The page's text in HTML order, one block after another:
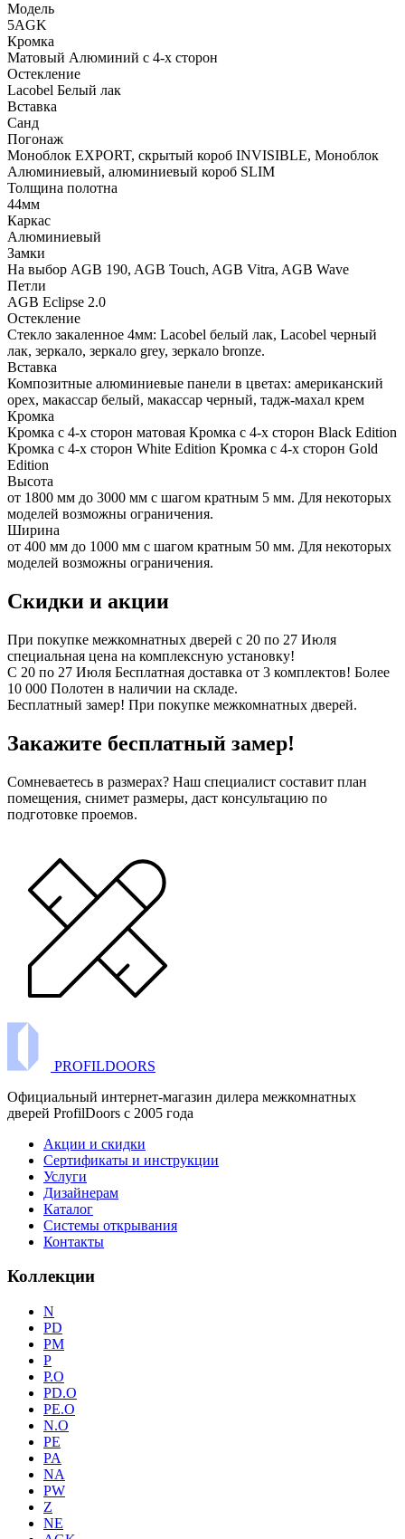
Модель
5AGK
Кромка
Матовый Алюминий с 4-х сторон
Остекление
Lacobel Белый лак
Вставка
Санд
Погонаж
Моноблок EXPORT, скрытый короб INVISIBLE, Моноблок
Алюминиевый, алюминиевый короб SLIM
Толщина полотна
44мм
Каркас
Алюминиевый
Замки
На выбор AGB 190, AGB Touch, AGB Vitra, AGB Wave
Петли
AGB Eclipse 2.0
Остекление
Стекло закаленное 4мм: Lacobel белый лак, Lacobel черный
лак, зеркало, зеркало grey, зеркало bronze.
Вставка
Композитные алюминиевые панели в цветах: американский
орех, макассар белый, макассар черный, тадж-махал крем
Кромка
Кромка с 4-х сторон матовая Кромка с 4-х сторон Black Edition
Кромка с 4-х сторон White Edition Кромка с 4-х сторон Gold
Edition
Высота
от 1800 мм до 3000 мм с шагом кратным 5 мм. Для некоторых
моделей возможны ограничения.
Ширина
от 400 мм до 1000 мм с шагом кратным 50 мм. Для некоторых
моделей возможны ограничения.
Скидки и акции
При покупке межкомнатных дверей c 20 по 27 Июля
специальная цена на комплексную установку!
С 20 по 27 Июля Бесплатная доставка от 3 комплектов! Более
10 000 Полотен в наличии на складе.
Бесплатный замер! При покупке межкомнатных дверей.
Закажите бесплатный замер!
Сомневаетесь в размерах? Наш специалист составит план
помещения, снимет размеры, даст консультацию по
подготовке проемов.
PROFILDOORS
Официальный интернет-магазин дилера межкомнатных
дверей ProfilDoors c 2005 года
Акции и скидки
Сертификаты и инструкции
Услуги
Дизайнерам
Каталог
Системы открывания
Контакты
Коллекции
N
PD
PM
P
P.O
PD.O
PE.O
N.O
PE
PA
NA
PW
Z
NE